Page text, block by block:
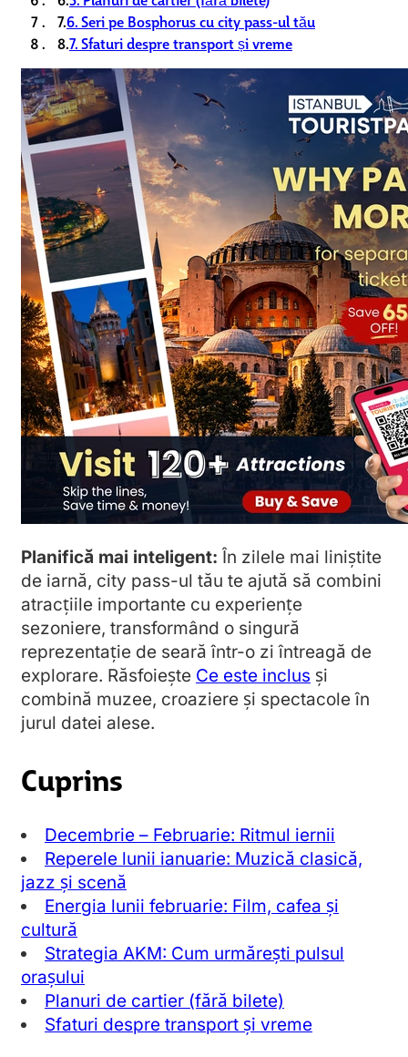
7.6. Seri pe Bosphorus cu city pass-ul tău
8.7. Sfaturi despre transport și vreme
Planifică mai inteligent: În zilele mai liniștite
de iarnă, city pass-ul tău te ajută să combini
atracțiile importante cu experiențe
sezoniere, transformând o singură
reprezentație de seară într-o zi întreagă de
explorare. Răsfoiește Ce este inclus și
combină muzee, croaziere și spectacole în
jurul datei alese.
Cuprins
Decembrie – Februarie: Ritmul iernii
Reperele lunii ianuarie: Muzică clasică,
jazz și scenă
Energia lunii februarie: Film, cafea și
cultură
Strategia AKM: Cum urmărești pulsul
orașului
Planuri de cartier (fără bilete)
Sfaturi despre transport și vreme